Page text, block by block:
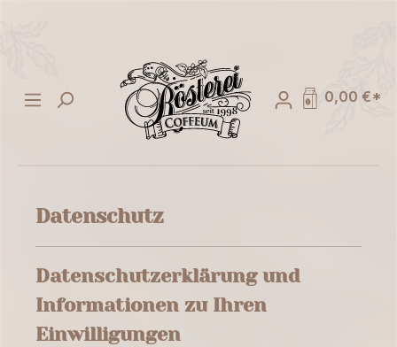
0,00 €*
Datenschutz
Datenschutzerklärung und
Informationen zu Ihren
Einwilligungen